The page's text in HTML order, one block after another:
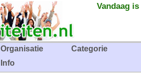
Vandaag
Organisatie
Categorie
Info